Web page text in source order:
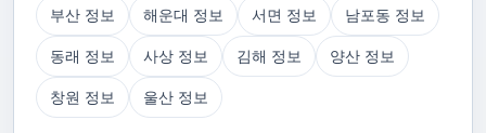
부산 정보 해운대 정보 서면 정보
남포동 정보
동래 정보
사상 정보 김해 정보
양산 정보
창원 정보
울산 정보